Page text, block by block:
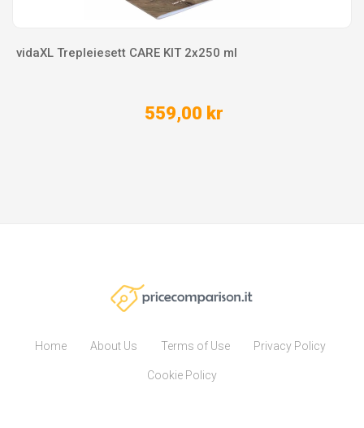
vidaXL Trepleiesett CARE KIT 2x250 ml
559,00 kr
Home About Us Terms of Use Privacy Policy
Cookie Policy